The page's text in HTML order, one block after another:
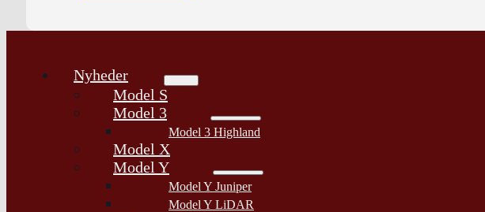
Nyheder
Model S
Model 3
Model 3 Highland
Model X
Model Y
Model Y Juniper
Model Y LiDAR